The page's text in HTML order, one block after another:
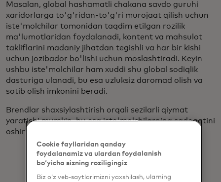
Masalan, global hashamatli chakana savdo guruhi
xaridorlarga to'g'ridan-to'g'ri murojaat qilish uchun
iste'molchilar tomonidan taqdim etilgan rozilik
ma'lumotlaridan foydalanadi, kontent va mahsulot
takliflarini madaniy jihatdan tegishli va har bir kishi
uchun jozibador bo'lishi uchun moslashtiradi. Keyin
ushbu iste'molchilar ham xuddi shu global sodiqlik
dasturiga ulanadi, bu esa uzluksiz daromad olish va
sotib olish imkonini beradi.
Brendlar shaxsiylashtirish orqali sezilarli qiymat
yaratishi mumkin, bu esa iste'molchilarning sadoqatini
oshirish yo'lini osonlashtiradi.
Cookie fayllaridan qanday
foydalanamiz va ulardan foydalanish
bo‘yicha sizning roziligingiz
Biz o‘z veb-saytlarimizni yaxshilash, ularning